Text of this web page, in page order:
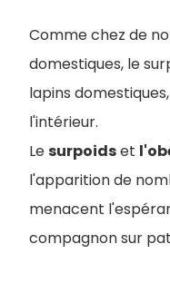
Comme chez de
domestiques, le
lapins
l'intérieur.
Lesurpoidset
l'apparition de
menacent
compagnon sur